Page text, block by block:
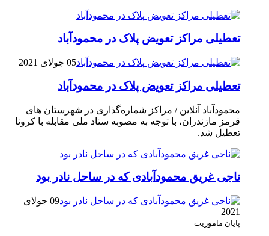
تعطیلی مراکز تعویض پلاک در محمودآباد
05 جولای 2021
تعطیلی مراکز تعویض پلاک در محمودآباد
محمودآباد آنلاین / مراکز شماره‌گذاری در شهر‌ستان های
قرمز مازندران، با توجه به مصوبه ستاد ملی مقابله با کرونا
تعطیل شد.
ناجی غریق محمودآبادی که در ساحل نادر بود
09 جولای
2021
پایان ماموریت